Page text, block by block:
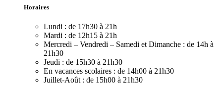
Horaires
Lundi : de 17h30 à 21h
Mardi : de 12h15 à 21h
Mercredi – Vendredi – Samedi et Dimanche : de 14h à
21h30
Jeudi : de 15h30 à 21h30
En vacances scolaires : de 14h00 à 21h30
Juillet-Août : de 15h00 à 21h30